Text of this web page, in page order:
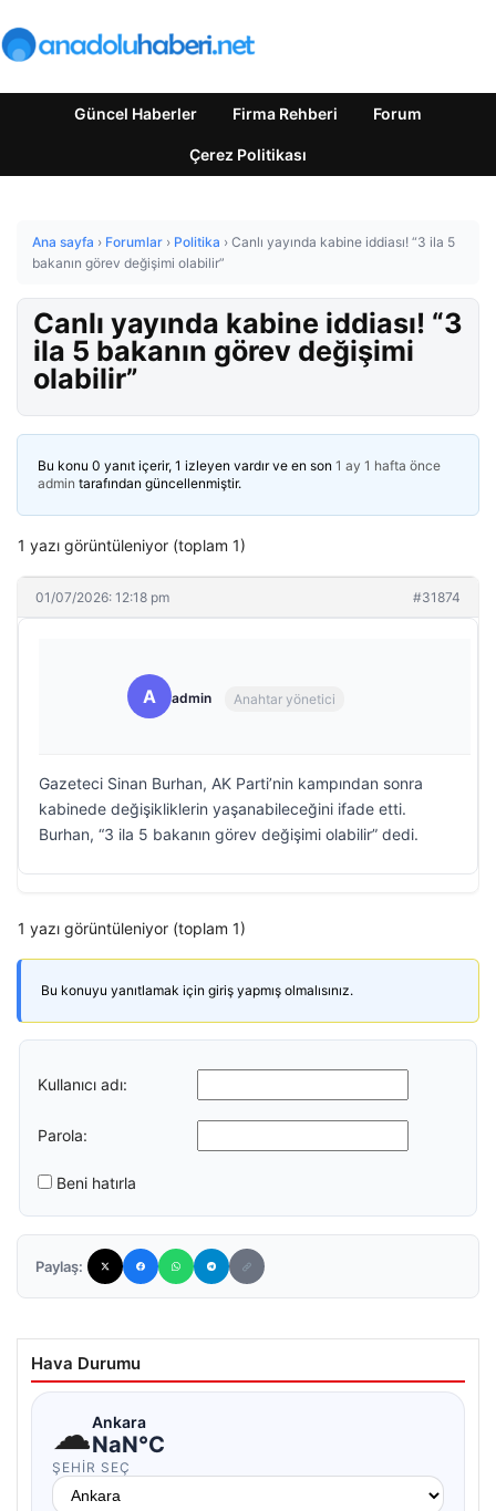
Güncel Haberler Firma Rehberi Forum
Çerez Politikası
Ana sayfa › Forumlar › Politika › Canlı yayında kabine iddiası! “3 ila 5
bakanın görev değişimi olabilir”
Canlı yayında kabine iddiası! “3
ila 5 bakanın görev değişimi
olabilir”
Bu konu 0 yanıt içerir, 1 izleyen vardır ve en son 1 ay 1 hafta önce
admin tarafından güncellenmiştir.
1 yazı görüntüleniyor (toplam 1)
01/07/2026: 12:18 pm #31874
A admin Anahtar yönetici
Gazeteci Sinan Burhan, AK Parti’nin kampından sonra
kabinede değişikliklerin yaşanabileceğini ifade etti.
Burhan, “3 ila 5 bakanın görev değişimi olabilir” dedi.
1 yazı görüntüleniyor (toplam 1)
Bu konuyu yanıtlamak için giriş yapmış olmalısınız.
Kullanıcı adı:
Parola:
Beni hatırla
Paylaş:
Hava Durumu
☁Ankara
NaN°C
ŞEHIR SEÇ